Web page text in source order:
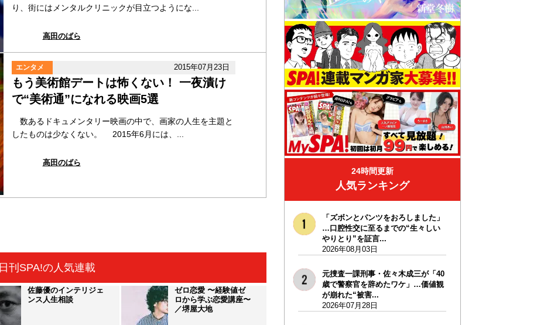
り、街にはメンタルクリニックが目立つようにな...
高田のばら
エンタメ 2015年07月23日
もう美術館デートは怖くない！ 一夜漬け
で“美術通”になれる映画5選
数あるドキュメンタリー映画の中で、画家の人生を主題と
したものは少なくない。 2015年6月には、...
高田のばら
日刊SPA!の人気連載
佐藤優のインテリジェ
ンス人生相談
ゼロ恋愛 〜経験値ゼ
ロから学ぶ恋愛講座〜
／堺屋大地
24時間更新
人気ランキング
「ズボンとパンツをおろしました」
…口腔性交に至るまでの“生々しい
やりとり”を証言...
2026年08月03日
元捜査一課刑事・佐々木成三が「40
歳で警察官を辞めたワケ」…価値観
が崩れた“被害...
2026年07月28日